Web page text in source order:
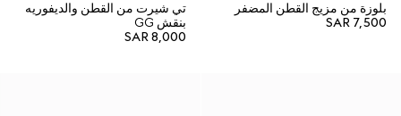
بلوزة من مزيج القطن المضفر
SAR 7,500
تي شيرت من القطن والديفوريه
بنقش GG
SAR 8,000